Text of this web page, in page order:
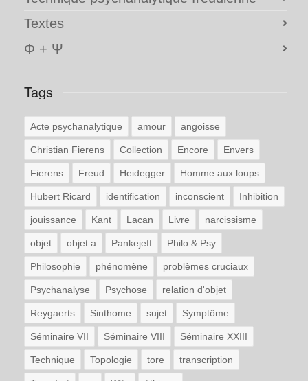
Textes
Φ + Ψ
Tags
Acte psychanalytique amour angoisse
Christian Fierens Collection Encore Envers
Fierens Freud Heidegger Homme aux loups
Hubert Ricard identification inconscient Inhibition
jouissance Kant Lacan Livre narcissisme
objet objet a Pankejeff Philo & Psy
Philosophie phénomène problèmes cruciaux
Psychanalyse Psychose relation d'objet
Reygaerts Sinthome sujet Symptôme
Séminaire VII Séminaire VIII Séminaire XXIII
Technique Topologie tore transcription